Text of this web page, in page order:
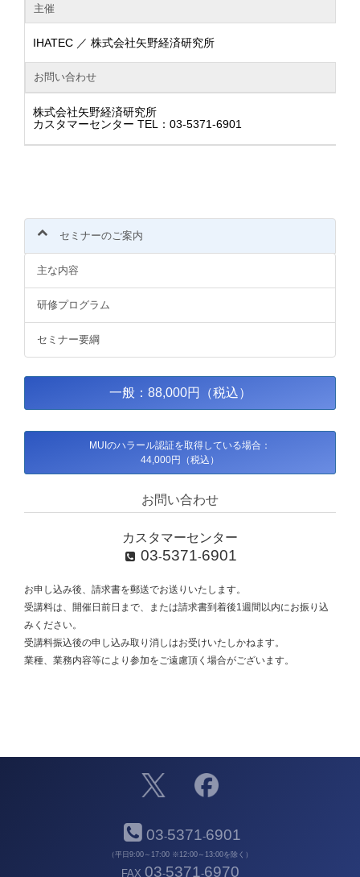
主催
IHATEC ／ 株式会社矢野経済研究所
お問い合わせ
株式会社矢野経済研究所
カスタマーセンター TEL：03-5371-6901
セミナーのご案内
主な内容
研修プログラム
セミナー要綱
一般：88,000円（税込）
MUIのハラール認証を取得している場合：
44,000円（税込）
お問い合わせ
カスタマーセンター
03-5371-6901
お申し込み後、請求書を郵送でお送りいたします。
受講料は、開催日前日まで、または請求書到着後1週間以内にお振り込
みください。
受講料振込後の申し込み取り消しはお受けいたしかねます。
業種、業務内容等により参加をご遠慮頂く場合がございます。
03-5371-6901
（平日9:00～17:00 ※12:00～13:00を除く）
FAX 03-5371-6970